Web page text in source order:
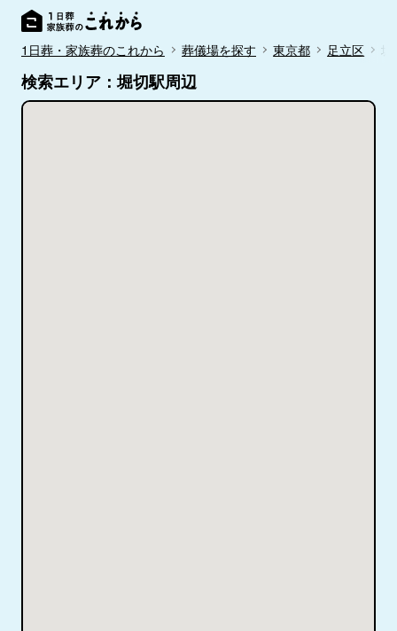
1日葬・家族葬のこれから 葬儀場を探す 東京都 足立区 堀
検索エリア：堀切駅周辺